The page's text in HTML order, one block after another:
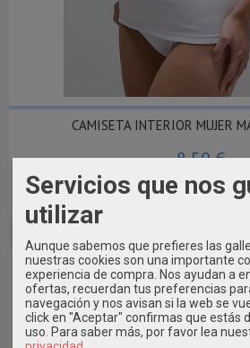
CAMISETA INTERIOR MUJER
8,50 €
Añadir a Carrito
Servicios que nos
utilizar
Aunque sabemos que prefieres las
nuestras cookies son una importante
experiencia de compra. Nos ayudan a
ofertas, recuerdan tus preferencias
navegación y nos avisan si la web se
click en "Aceptar" confirmas que estás
uso. Para saber más, por favor lea